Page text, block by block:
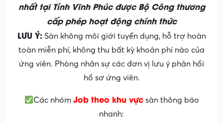
nhất tại Tỉnh Vĩnh Phúc được Bộ Công thương
cấp phép hoạt động chính thức
LƯU Ý: Sàn không môi giới tuyển dụng, hỗ trợ hoàn
toàn miễn phí, không thu bất kỳ khoản phí nào của
ứng viên. Phòng nhân sự các đơn vị lưu ý phản hồi
hồ sơ ứng viên.
Các nhóm Job theo khu vựcsàn thông báo
nhanh: